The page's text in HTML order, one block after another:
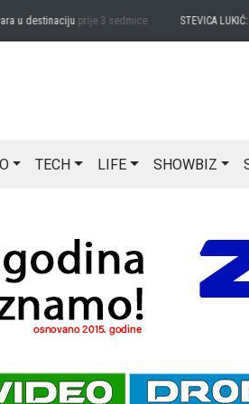
u destinacijuprije 3 sedmice STEVICA
TECH LIFE SHOWBIZ